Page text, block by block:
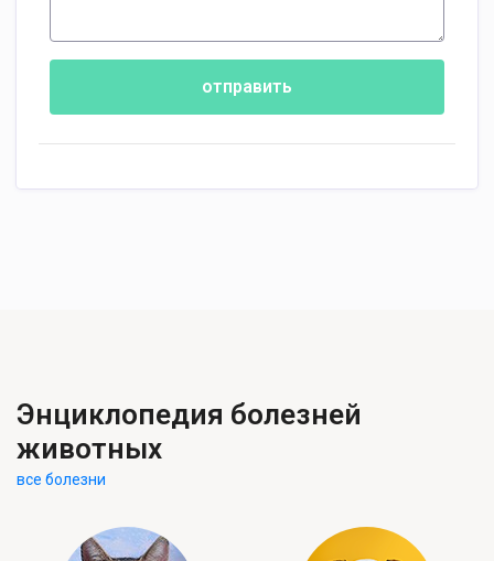
отправить
Энциклопедия болезней
животных
все болезни